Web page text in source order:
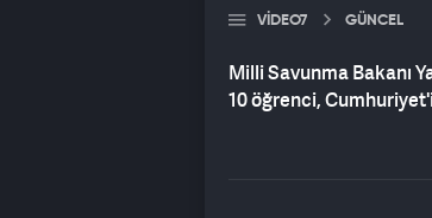
VIDEO7 GÜNCEL
Milli Savunma Bakanı
10 öğrenci,